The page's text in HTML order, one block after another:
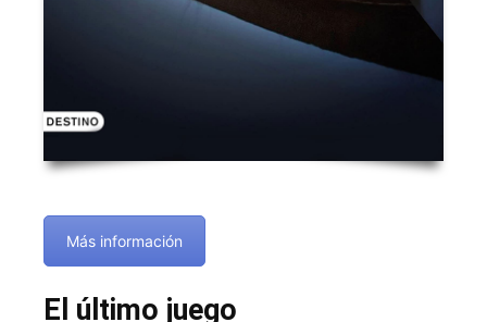
Más información
El último juego